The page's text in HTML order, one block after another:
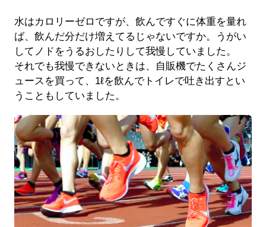
水はカロリーゼロですが、飲んですぐに体重を量れ
ば、飲んだ分だけ増えてるじゃないですか。うがい
してノドをうるおしたりして我慢していました。
それでも我慢できないときは、自販機でたくさんジ
ュースを買って、1ℓを飲んでトイレで吐き出すとい
うこともしていました。